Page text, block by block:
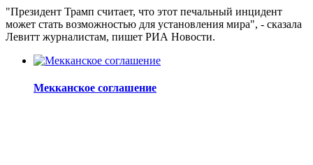
"Президент Трамп считает, что этот печальный инцидент
может стать возможностью для установления мира", - сказала
Левитт журналистам, пишет РИА Новости.
Мекканское соглашение